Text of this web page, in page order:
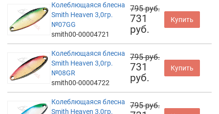
Колеблющаяся блесна
Smith Heaven 3,0гр.
№07GG
smith00-00004721
795 руб.
731
руб.
Купить
Колеблющаяся блесна
Smith Heaven 3,0гр.
№08GR
smith00-00004722
795 руб.
731
руб.
Купить
Колеблющаяся блесна
Smith Heaven 3,0гр.
795 руб.